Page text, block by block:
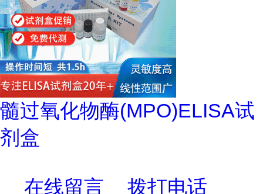
髓过氧化物酶(MPO)ELISA试
剂盒
在线留言 拨打电话